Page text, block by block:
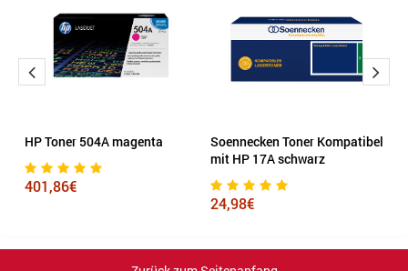
HP Toner 504A magenta
401,86€
Soennecken Toner Kompatibel
mit HP 17A schwarz
24,98€